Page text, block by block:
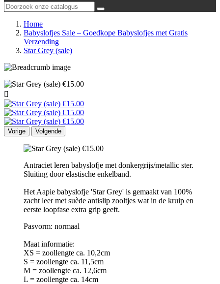
Home
Babyslofjes Sale – Goedkope Babyslofjes met Gratis
Verzending
Star Grey (sale)

Vorige Volgende
Antraciet leren babyslofje met donkergrijs/metallic ster.
Sluiting door elastische enkelband.
Het Aapie babyslofje 'Star Grey' is gemaakt van 100%
zacht leer met suède antislip zooltjes wat in de kruip en
eerste loopfase extra grip geeft.
Pasvorm: normaal
Maat informatie:
XS = zoollengte ca. 10,2cm
S = zoollengte ca. 11,5cm
M = zoollengte ca. 12,6cm
L = zoollengte ca. 14cm